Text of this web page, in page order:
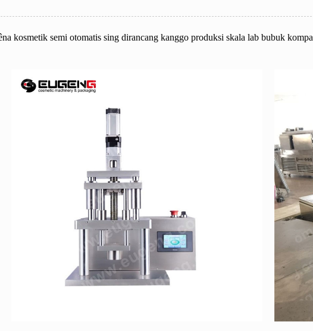
kosmetik semi otomatis sing dirancang kanggo produksi skala lab bubuk